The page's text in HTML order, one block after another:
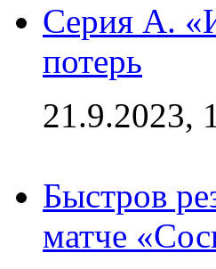
Серия А.
потерь
21.9.2023,
Быстров
матче